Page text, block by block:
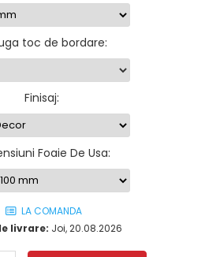
toc de bordare:
Finisaj:
Foaie De Usa:
LA COMANDA
livrare: Joi, 20.08.2026